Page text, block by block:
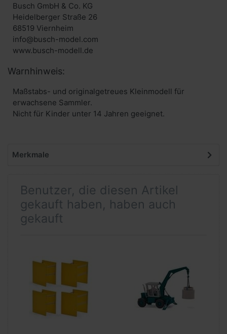
Busch GmbH & Co. KG
Heidelberger Straße 26
68519 Viernheim
info@busch-model.com
www.busch-modell.de
Warnhinweis:
Maßstabs- und originalgetreues Kleinmodell für
erwachsene Sammler.
Nicht für Kinder unter 14 Jahren geeignet.
Merkmale
Benutzer, die diesen Artikel
gekauft haben, haben auch
gekauft